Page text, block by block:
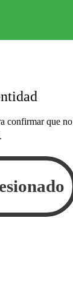
confirmar que no